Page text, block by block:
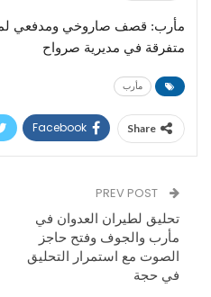
مأرب: قصف صاروخي ومدفعي
متفرقة في مديرية صرواح
مأرب
Share
Facebook
تحليق لطيران العدوان في
مأرب والجوف وفتح حاجز
الصوت مع استمرار التحليق
في حجة